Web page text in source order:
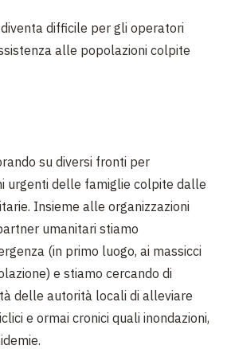
difficile per gli operatori
alle popolazioni colpite
su diversi fronti per
urgenti delle famiglie colpite dalle
Insieme alle organizzazioni
umanitari stiamo
(in primo luogo, ai massicci
e stiamo cercando di
delle autorità locali di alleviare
e ormai cronici quali inondazioni,